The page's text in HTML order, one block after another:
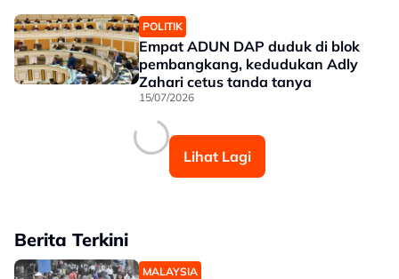
POLITIK
Empat ADUN DAP duduk di blok
pembangkang, kedudukan Adly
Zahari cetus tanda tanya
15/07/2026
Lihat Lagi
Berita Terkini
MALAYSIA